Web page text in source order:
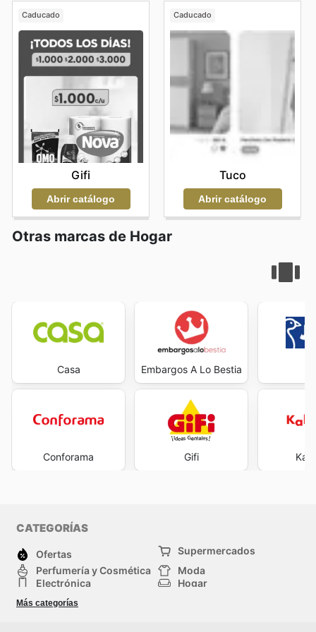
Caducado
Gifi
Abrir catálogo
Caducado
Tuco
Abrir catálogo
Otras marcas de Hogar
Casa
Conforama
Embargos A Lo Bestia
Gifi
CATEGORÍAS
Ofertas
Supermercados
Perfumería y Cosmética
Moda
Electrónica
Hogar
Deporte
Juguetes y bebés
Más categorías